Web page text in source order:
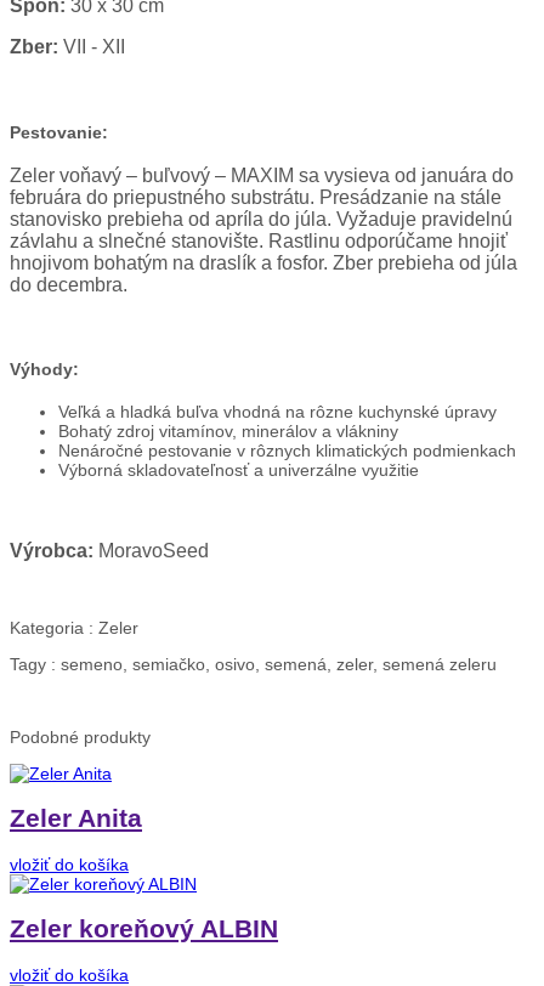
Spon: 30 x 30 cm
Zber: VII - XII
Pestovanie:
Zeler voňavý – buľvový – MAXIM sa vysieva od januára do
februára do priepustného substrátu. Presádzanie na stále
stanovisko prebieha od apríla do júla. Vyžaduje pravidelnú
závlahu a slnečné stanovište. Rastlinu odporúčame hnojiť
hnojivom bohatým na draslík a fosfor. Zber prebieha od júla
do decembra.
Výhody:
Veľká a hladká buľva vhodná na rôzne kuchynské úpravy
Bohatý zdroj vitamínov, minerálov a vlákniny
Nenáročné pestovanie v rôznych klimatických podmienkach
Výborná skladovateľnosť a univerzálne využitie
Výrobca: MoravoSeed
Kategoria : Zeler
Tagy : semeno, semiačko, osivo, semená, zeler, semená zeleru
Podobné produkty
Zeler Anita
vložiť do košíka
Zeler koreňový ALBIN
vložiť do košíka